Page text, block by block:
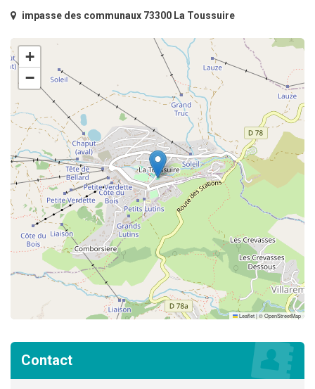
impasse des communaux 73300 La Toussuire
+
−
Leaflet|©OpenStreetMap
Contact